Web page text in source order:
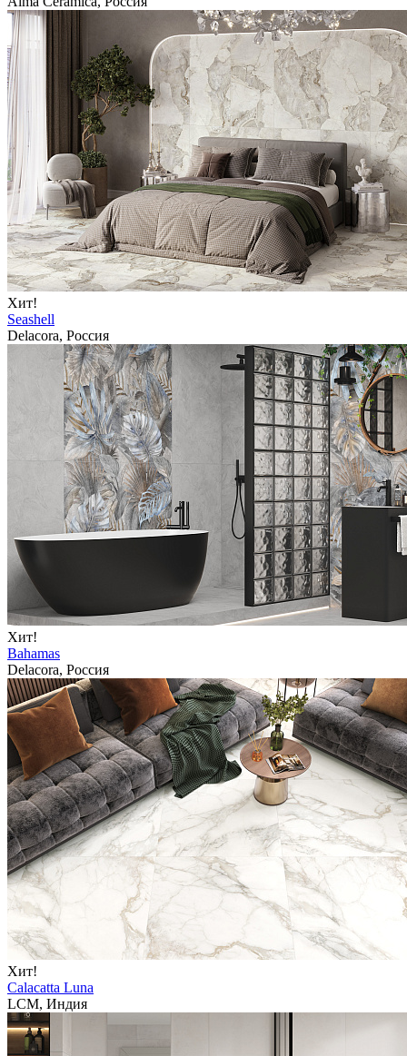
Хит!
Seashell
Delacora, Россия
Хит!
Bahamas
Delacora, Россия
Хит!
Calacatta Luna
LCM, Индия